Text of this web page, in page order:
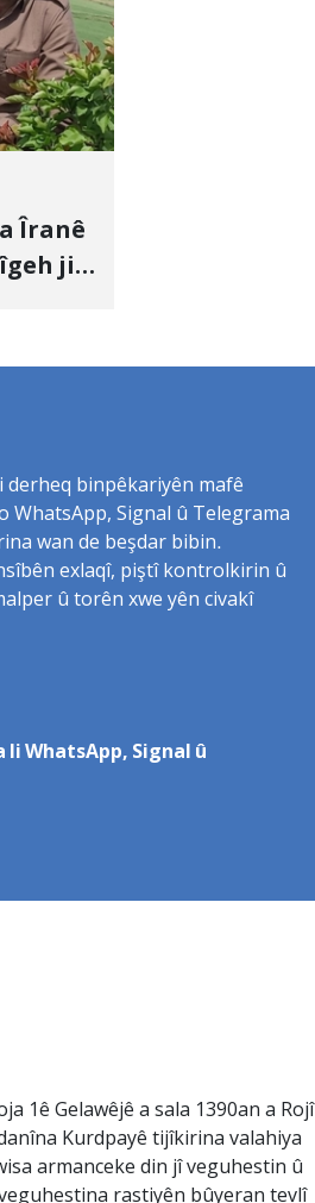
Îranê
ji
binpêkariyên mafê
WhatsApp, Signal û Telegrama
wan de beşdar bibin.
exlaqî, piştî kontrolkirin û
û torên xwe yên civakî
WhatsApp, Signal û
1ê Gelawêjê a sala 1390an a Rojî
Kurdpayê tijîkirina valahiya
armanceke din jî veguhestin û
rastiyên bûyeran tevlî